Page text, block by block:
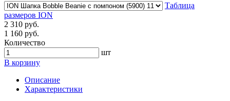
Таблица
размеров ION
2 310 руб.
1 160 руб.
Количество
шт
В корзину
Описание
Характеристики